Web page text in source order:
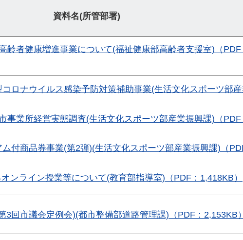
資料名(所管部署)
齢者健康増進事業について(福祉健康部高齢者支援室)（
ロナウイルス感染予防対策補助事業(生活文化スポーツ部
事業所経営実態調査(生活文化スポーツ部産業振興課)（
付商品券事業(第2弾)(生活文化スポーツ部産業振興課)（
ンライン授業等について(教育部指導室)（PDF：1,418KB）
3回市議会定例会)(都市整備部道路管理課)（PDF：2,153KB